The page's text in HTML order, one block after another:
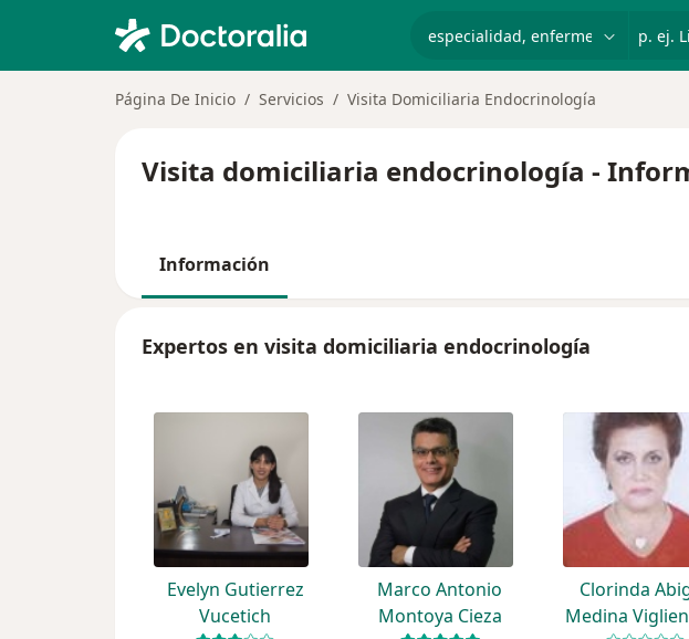
Página De Inicio Servicios Visita Domiciliaria Endocrinología
Visita domiciliaria endocrinología -
Información
Expertos en visita domiciliaria endocrinología
Evelyn Gutierrez
Vucetich
Marco Antonio
Montoya Cieza
Clorinda
Medina